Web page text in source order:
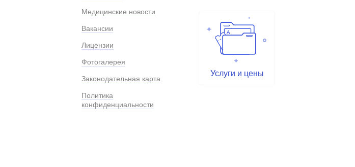
Медицинские новости
Вакансии
Лицензии
Фотогалерея
Законодательная карта
Политика
конфиденциальности
Услуги и цены